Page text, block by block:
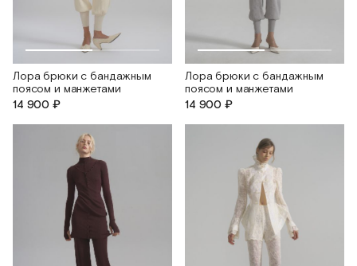
Лора брюки с бандажным
поясом и манжетами
14 900 ₽
Лора брюки с бандажным
поясом и манжетами
14 900 ₽